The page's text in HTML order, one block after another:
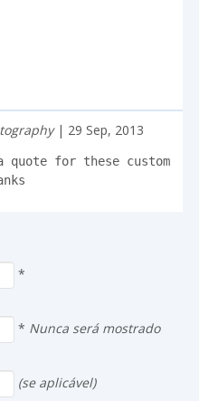
| 29 Sep, 2013
for these custom
*
* Nunca será mostrado
(se aplicável)